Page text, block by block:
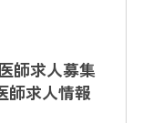
師求人募集
師求人情報